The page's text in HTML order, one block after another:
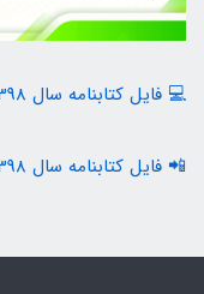
💻 فایل کتابنامه سال 1398
📲 فایل کتابنامه سال 1398